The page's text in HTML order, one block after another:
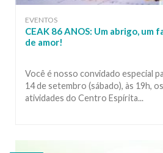
EVENTOS
CEAK 86 ANOS: Um abrigo, um
de amor!
Você é nosso convidado especial
14 de setembro (sábado), às 19h,
atividades do Centro Espírita...